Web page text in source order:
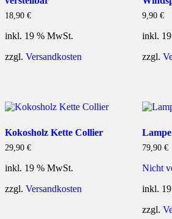
18,90 €
inkl. 19 % MwSt.
zzgl. Versandkosten
9,90 €
inkl.
zzgl.
Kokosholz Kette Collier
29,90 €
inkl. 19 % MwSt.
zzgl. Versandkosten
79,90 €
Nicht
inkl.
zzgl.